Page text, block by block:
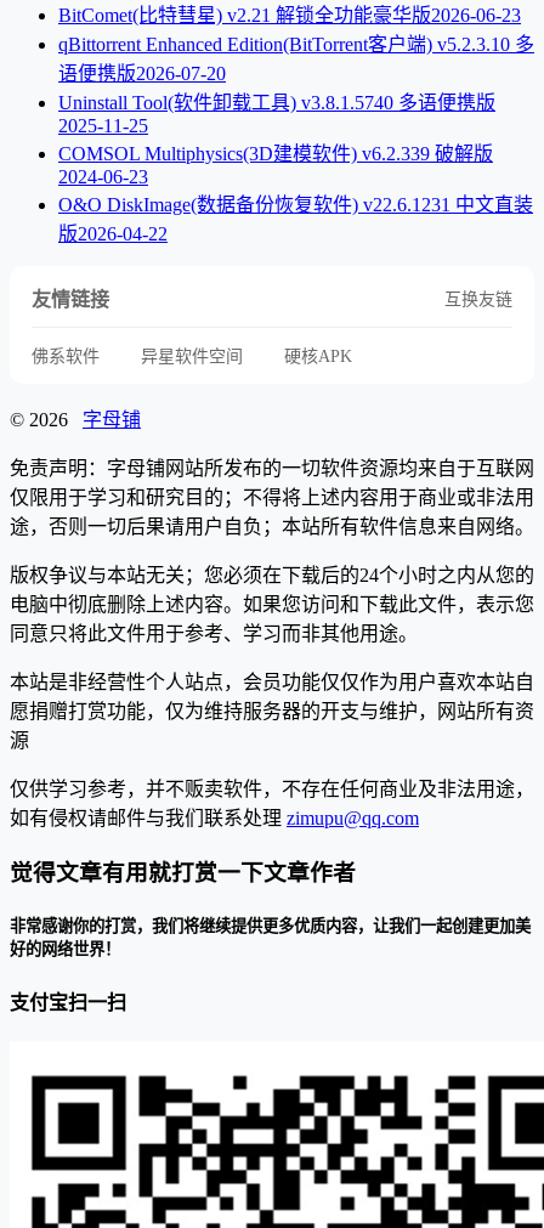
BitComet(比特彗星) v2.21 解锁全功能豪华版2026-06-23
qBittorrent Enhanced Edition(BitTorrent客户端) v5.2.3.10 多
语便携版2026-07-20
Uninstall Tool(软件卸载工具) v3.8.1.5740 多语便携版
2025-11-25
COMSOL Multiphysics(3D建模软件) v6.2.339 破解版
2024-06-23
O&O DiskImage(数据备份恢复软件) v22.6.1231 中文直装
版2026-04-22
友情链接 互换友链
佛系软件 异星软件空间 硬核APK
© 2026 字母铺
免责声明：字母铺网站所发布的一切软件资源均来自于互联网
仅限用于学习和研究目的；不得将上述内容用于商业或非法用
途，否则一切后果请用户自负；本站所有软件信息来自网络。
版权争议与本站无关；您必须在下载后的24个小时之内从您的
电脑中彻底删除上述内容。如果您访问和下载此文件，表示您
同意只将此文件用于参考、学习而非其他用途。
本站是非经营性个人站点，会员功能仅仅作为用户喜欢本站自
愿捐赠打赏功能，仅为维持服务器的开支与维护，网站所有资
源
仅供学习参考，并不贩卖软件，不存在任何商业及非法用途，
如有侵权请邮件与我们联系处理 zimupu@qq.com
觉得文章有用就打赏一下文章作者
非常感谢你的打赏，我们将继续提供更多优质内容，让我们一起创建更加美
好的网络世界！
支付宝扫一扫